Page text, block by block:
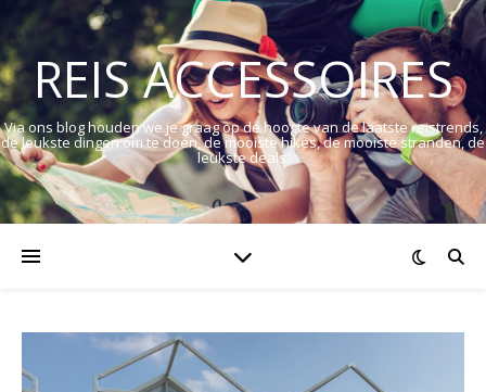
REIS ACCESSOIRES
Via ons blog houden we je graag op de hoogte van de laatste reistrends,
de leukste dingen om te doen, de mooiste hikes, de mooiste stranden, de
leukste deals.